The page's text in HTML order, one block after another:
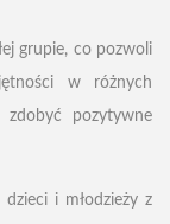
grupie, co pozwoli
w różnych
zdobyć pozytywne
dzieci i młodzieży z